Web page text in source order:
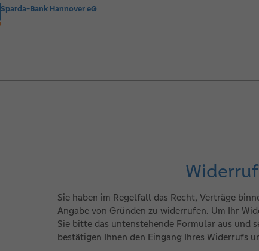
Sparda-Bank Hannover eG
Widerruf
Sie haben im Regelfall das Recht, Verträge
Angabe von Gründen zu widerrufen. Um Ihr
Sie bitte das untenstehende Formular aus und
bestätigen Ihnen den Eingang Ihres Widerrufs